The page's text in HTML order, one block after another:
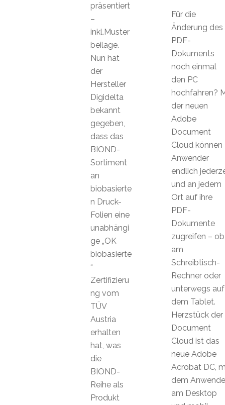
Für die
Änderung des
PDF-
Dokuments
noch einmal
den PC
hochfahren?
der neuen
Adobe
Document
Cloud können
Anwender
endlich
und an jedem
Ort auf ihre
PDF-
Dokumente
zugreifen – ob
am
Schreibtisch-
Rechner oder
unterwegs auf
dem Tablet.
Herzstück der
Document
Cloud ist das
neue Adobe
Acrobat DC,
dem
am Desktop
präsentiert
–
inkl.Muster
beilage.
Nun hat
der
Hersteller
Digidelta
bekannt
gegeben,
dass das
BIOND-
Sortiment
an
biobasierte
n Druck-
Folien eine
unabhängi
ge „OK
biobasierte
“
Zertifizieru
ng vom
TÜV
Austria
erhalten
hat, was
die
BIOND-
Reihe als
Produkt